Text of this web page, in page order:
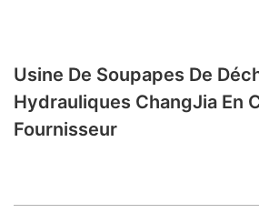
Usine De Soupapes De
Hydrauliques ChangJia En
Fournisseur